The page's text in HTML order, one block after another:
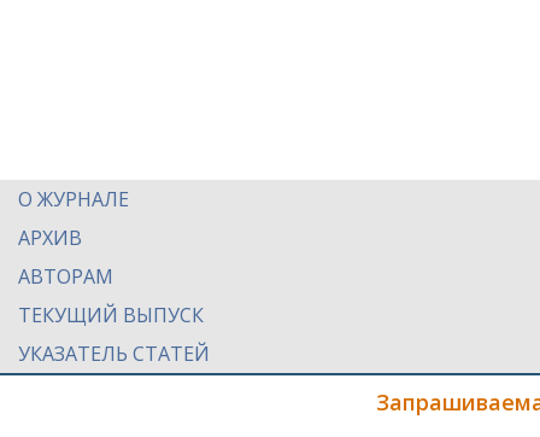
О ЖУРНАЛЕ
АРХИВ
АВТОРАМ
ТЕКУЩИЙ ВЫПУСК
УКАЗАТЕЛЬ СТАТЕЙ